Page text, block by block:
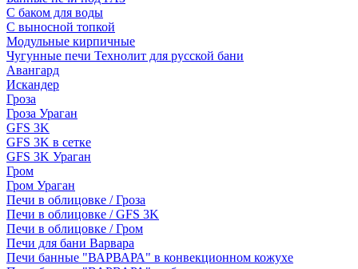
С баком для воды
С выносной топкой
Модульные кирпичные
Чугунные печи Технолит для русской бани
Авангард
Искандер
Гроза
Гроза Ураган
GFS 3K
GFS 3K в сетке
GFS 3K Ураган
Гром
Гром Ураган
Печи в облицовке / Гроза
Печи в облицовке / GFS 3K
Печи в облицовке / Гром
Печи для бани Варвара
Печи банные "ВАРВАРА" в конвекционном кожухе